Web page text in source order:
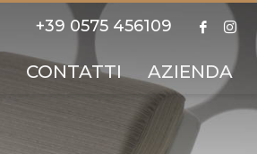
+39 0575 456109
CONTATTI AZIENDA